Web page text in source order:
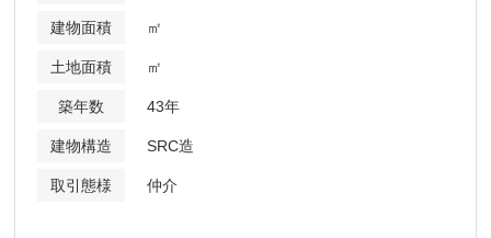
建物面積 ㎡
土地面積 ㎡
築年数 43年
建物構造 SRC造
取引態様 仲介